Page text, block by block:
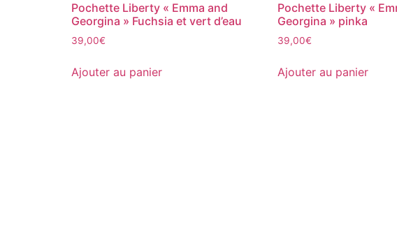
Pochette Liberty « Emma and
Georgina » Fuchsia et vert d’eau
39,00€
Ajouter au panier
Pochette Liberty «
Georgina » pinka
39,00€
Ajouter au panier